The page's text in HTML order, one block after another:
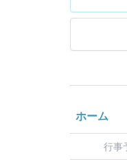
ホーム
行事